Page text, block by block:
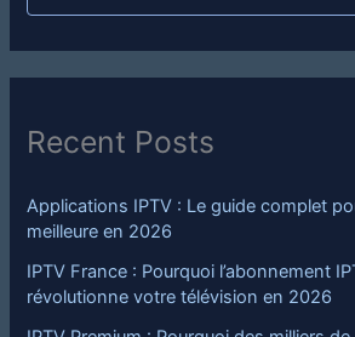
Recent Posts
Applications IPTV : Le guide complet
meilleure en 2026
IPTV France : Pourquoi l’abonnement
révolutionne votre télévision en 2026